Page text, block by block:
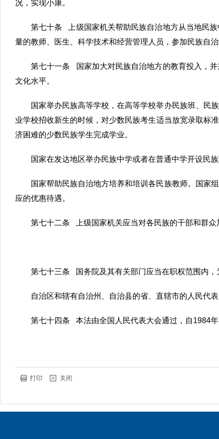
况，实现小康。
第七十条 上级国家机关帮助民族自治地方从当地民
量的教师、医生、科学技术和经营管理人员，参加民族自
第七十一条 国家加大对民族自治地方的教育投入，
文化水平。
国家举办民族高等学校，在高等学校举办民族班、民
业学校招收新生的时候，对少数民族考生适当放宽录取标
济困难的少数民族学生完成学业。
国家在发达地区举办民族中学或者在普通中学开设民
国家帮助民族自治地方培养和培训各民族教师。国家
应的优惠待遇。
第七十二条 上级国家机关应当对各民族的干部和群
第七十三条 国务院及其有关部门应当在职权范围内
自治区和辖有自治州、自治县的省、直辖市的人民代
第七十四条 本法由全国人民代表大会通过，自1984
打印 关闭